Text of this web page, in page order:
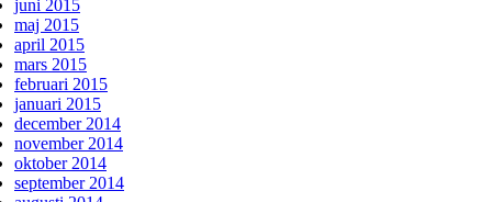
juni 2015
maj 2015
april 2015
mars 2015
februari 2015
januari 2015
december 2014
november 2014
oktober 2014
september 2014